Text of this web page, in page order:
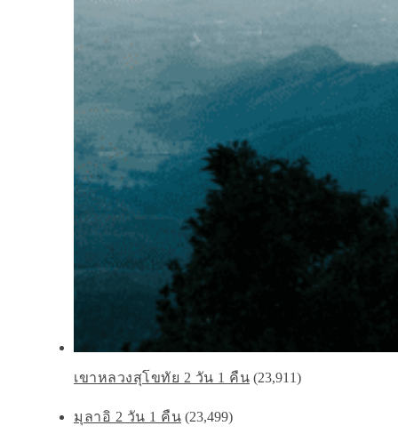
เขาหลวงสุโขทัย 2 วัน 1 คืน (23,911)
มุลาอิ 2 วัน 1 คืน (23,499)